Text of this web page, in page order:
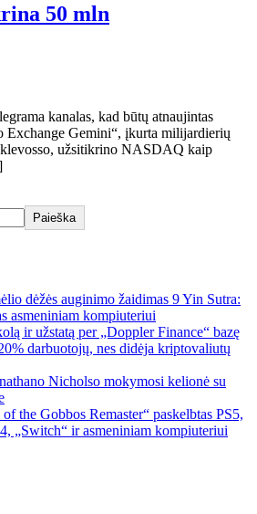
50 mln
kanalas, kad būtų atnaujintas
Exchange Gemini“, įkurta milijardierių
užsitikrino NASDAQ kaip
Paieška
dėžės auginimo žaidimas 9 Yin Sutra:
asmeniniam kompiuteriui
ir užstatą per „Doppler Finance“ bazę
darbuotojų, nes didėja kriptovaliutų
Nicholso mokymosi kelionė su
the Gobbos Remaster“ paskelbtas PS5,
„Switch“ ir asmeniniam kompiuteriui